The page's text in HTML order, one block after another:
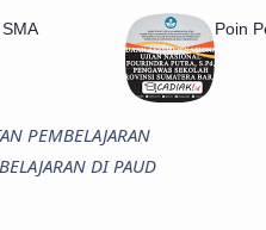
Poin
PEMBELAJARAN
DI PAUD